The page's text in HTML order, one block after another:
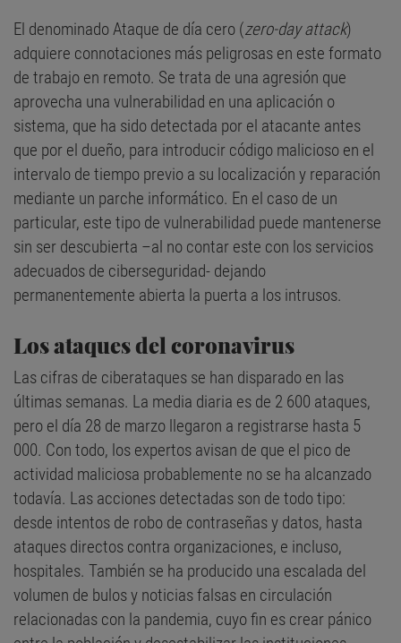
El denominado Ataque de día cero (zero-day attack)
adquiere connotaciones más peligrosas en este formato
de trabajo en remoto. Se trata de una agresión que
aprovecha una vulnerabilidad en una aplicación o
sistema, que ha sido detectada por el atacante antes
que por el dueño, para introducir código malicioso en el
intervalo de tiempo previo a su localización y reparación
mediante un parche informático. En el caso de un
particular, este tipo de vulnerabilidad puede mantenerse
sin ser descubierta –al no contar este con los servicios
adecuados de ciberseguridad- dejando
permanentemente abierta la puerta a los intrusos.
Los ataques del coronavirus
Las cifras de ciberataques se han disparado en las
últimas semanas. La media diaria es de 2 600 ataques,
pero el día 28 de marzo llegaron a registrarse hasta 5
000. Con todo, los expertos avisan de que el pico de
actividad maliciosa probablemente no se ha alcanzado
todavía. Las acciones detectadas son de todo tipo:
desde intentos de robo de contraseñas y datos, hasta
ataques directos contra organizaciones, e incluso,
hospitales. También se ha producido una escalada del
volumen de bulos y noticias falsas en circulación
relacionadas con la pandemia, cuyo fin es crear pánico